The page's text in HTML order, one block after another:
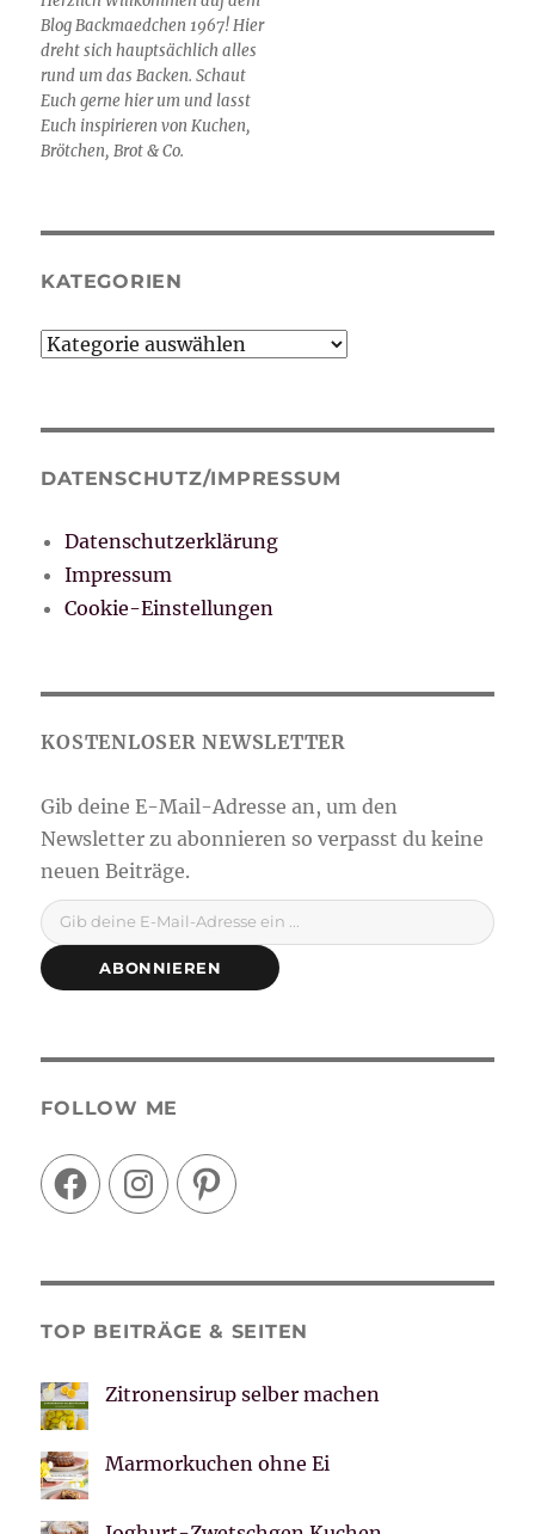
Blog Backmaedchen 1967! Hier
dreht sich hauptsächlich alles
rund um das Backen. Schaut
Euch gerne hier um und lasst
Euch inspirieren von Kuchen,
Brötchen, Brot & Co.
KATEGORIEN
Kategorien
DATENSCHUTZ/IMPRESSUM
Datenschutzerklärung
Impressum
Cookie-Einstellungen
Gib deine E-Mail-Adresse ein ...
ABONNIEREN
FOLLOW ME
FacebookInstagramPinterest
TOP BEITRÄGE & SEITEN
Zitronensirup selber machen
Marmorkuchen ohne Ei